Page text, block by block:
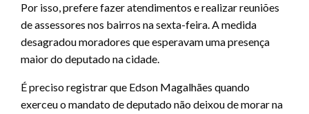
Por isso, prefere fazer atendimentos e realizar reuniões
de assessores nos bairros na sexta-feira. A medida
desagradou moradores que esperavam uma presença
maior do deputado na cidade.
É preciso registrar que Edson Magalhães quando
exerceu o mandato de deputado não deixou de morar na